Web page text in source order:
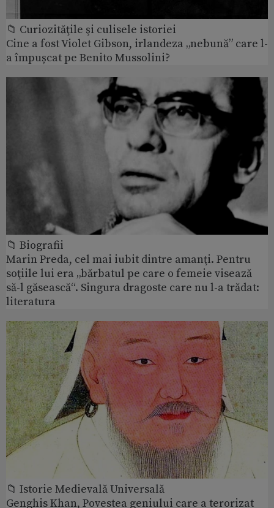
📁 Curiozităţile şi culisele istoriei
Cine a fost Violet Gibson, irlandeza „nebună” care l-
a împușcat pe Benito Mussolini?
📁 Biografii
Marin Preda, cel mai iubit dintre amanţi. Pentru
soţiile lui era „bărbatul pe care o femeie visează
să-l găsească“. Singura dragoste care nu l-a trădat:
literatura
📁 Istorie Medievală Universală
Genghis Khan, Povestea geniului care a terorizat